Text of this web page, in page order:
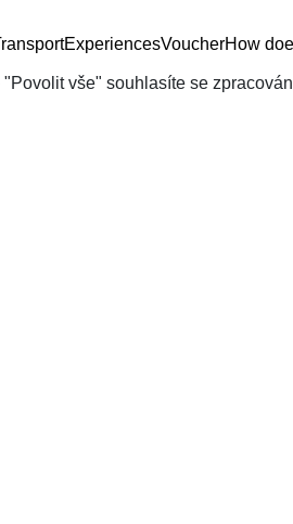
ExperiencesVoucherHow
vše" souhlasíte se